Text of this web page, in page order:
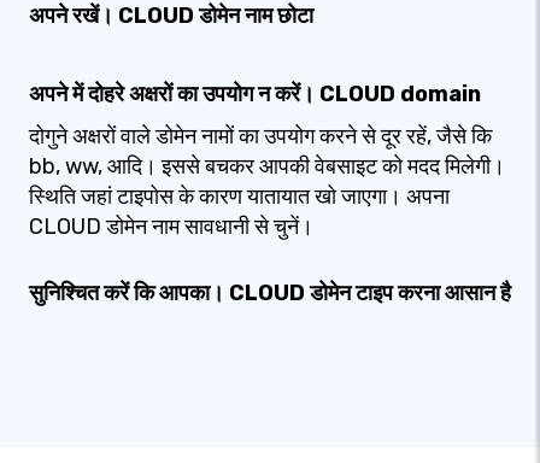
अपने रखें। CLOUD डोमेन नाम छोटा
अपने में दोहरे अक्षरों का उपयोग न करें। CLOUD domain
दोगुने अक्षरों वाले डोमेन नामों का उपयोग करने से दूर रहें, जैसे कि
bb, ww, आदि। इससे बचकर आपकी वेबसाइट को मदद मिलेगी।
स्थिति जहां टाइपोस के कारण यातायात खो जाएगा। अपना
CLOUD डोमेन नाम सावधानी से चुनें।
सुनिश्चित करें कि आपका। CLOUD डोमेन टाइप करना आसान है